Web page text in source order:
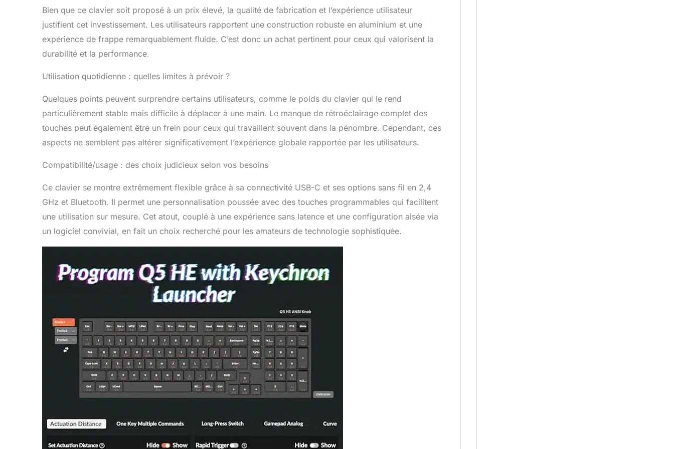
Bien que ce clavier soit proposé à un prix élevé, la qualité de fabrication et l’expérience utilisateur
justifient cet investissement. Les utilisateurs rapportent une construction robuste en aluminium et une
expérience de frappe remarquablement fluide. C’est donc un achat pertinent pour ceux qui valorisent la
durabilité et la performance.
Utilisation quotidienne : quelles limites à prévoir ?
Quelques points peuvent surprendre certains utilisateurs, comme le poids du clavier qui le rend
particulièrement stable mais difficile à déplacer à une main. Le manque de rétroéclairage complet des
touches peut également être un frein pour ceux qui travaillent souvent dans la pénombre. Cependant, ces
aspects ne semblent pas altérer significativement l’expérience globale rapportée par les utilisateurs.
Compatibilité/usage : des choix judicieux selon vos besoins
Ce clavier se montre extrêmement flexible grâce à sa connectivité USB-C et ses options sans fil en 2,4
GHz et Bluetooth. Il permet une personnalisation poussée avec des touches programmables qui facilitent
une utilisation sur mesure. Cet atout, couplé à une expérience sans latence et une configuration aisée via
un logiciel convivial, en fait un choix recherché pour les amateurs de technologie sophistiquée.